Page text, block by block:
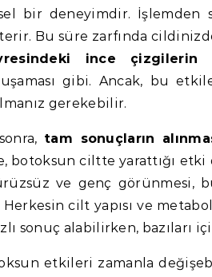
bir deneyimdir.
Bu süre zarfında
ince çizgilerin
gibi. Ancak, bu
gerekebilir.
tam sonuçların
botoksun ciltte yarattığı
ve genç görünmesi,
cilt yapısı ve
sonuç alabilirken, bazıları
etkileri zamanla